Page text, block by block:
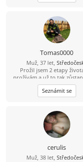
Tomas0000
Muž, 37 let,
Prožil jsem 2 etapy
prožívám a už to tak
sám sebou a nenechám se
Přednější je moje dítě, žiju
pro ni. ŽENIT SE UŽ NECHCI,
18-35 LET, Z OKOLÍ JESENICE
OKOLÍ JÍLOVÉHO U PRAHY
OKOLÍ TÝNCE NAD
(neplatím si VIP tak mi třeba
svůj e-mail je to
Seznámit se
cerulis
Muž, 38 let,